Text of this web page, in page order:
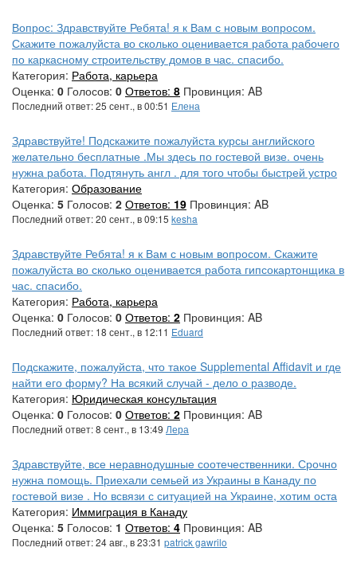
Вопрос: Здравствуйте Ребята! я к Вам с новым вопросом.
Скажите пожалуйста во сколько оценивается работа рабочего
по каркасному строительству домов в час. спасибо.
Категория: Работа, карьера
Оценка: 0 Голосов: 0 Ответов: 8 Провинция: AB
Последний ответ: 25 сент., в 00:51 Елена
Здравствуйте! Подскажите пожалуйста курсы английского
желательно бесплатные .Мы здесь по гостевой визе. очень
нужна работа. Подтянуть англ . для того чтобы быстрей устро
Категория: Образование
Оценка: 5 Голосов: 2 Ответов: 19 Провинция: AB
Последний ответ: 20 сент., в 09:15 kesha
Здравствуйте Ребята! я к Вам с новым вопросом. Скажите
пожалуйста во сколько оценивается работа гипсокартонщика в
час. спасибо.
Категория: Работа, карьера
Оценка: 0 Голосов: 0 Ответов: 2 Провинция: AB
Последний ответ: 18 сент., в 12:11 Eduard
Подскажите, пожалуйста, что такое Supplemental Affidavit и где
найти его форму? На всякий случай - дело о разводе.
Категория: Юридическая консультация
Оценка: 0 Голосов: 0 Ответов: 2 Провинция: AB
Последний ответ: 8 сент., в 13:49 Лера
Здравствуйте, все неравнодушные соотечественники. Срочно
нужна помощь. Приехали семьей из Украины в Канаду по
гостевой визе . Но всвязи с ситуацией на Украине, хотим оста
Категория: Иммиграция в Канаду
Оценка: 5 Голосов: 1 Ответов: 4 Провинция: AB
Последний ответ: 24 авг., в 23:31 patrick gawrilo